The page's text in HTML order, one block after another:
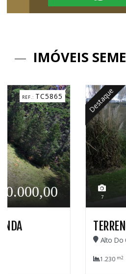
IMÓVEIS
Destaque
7
TERRENO EM
Alto Do Capivari - Campos Do